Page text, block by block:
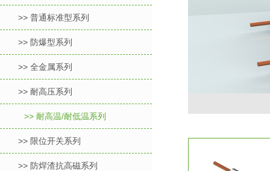
>> 普通标准型系列
>> 防爆型系列
>> 全金属系列
>> 耐高压系列
>> 耐高温/耐低温系列
>> 限位开关系列
>> 防焊渣抗高磁系列